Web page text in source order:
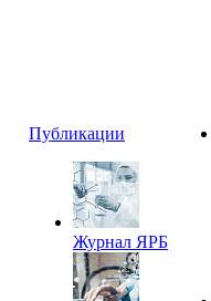
Публикации
Журнал ЯРБ